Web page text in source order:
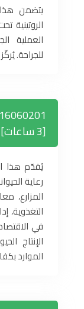
يتضمن هذا
الروتينية
العملية
للجراحة.
[3 ساعات]
يُقدّم هذا
رعاية
المزارع،
التغذوية،
في
الإنتاج
الموارد